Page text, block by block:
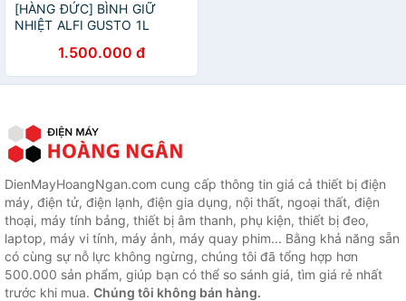
[HÀNG ĐỨC] BÌNH GIỮ
NHIỆT ALFI GUSTO 1L
1.500.000 đ
DienMayHoangNgan.com cung cấp thông tin giá cả thiết bị điện
máy, điện tử, điện lạnh, điện gia dụng, nội thất, ngoại thất, điện
thoại, máy tính bảng, thiết bị âm thanh, phụ kiện, thiết bị đeo,
laptop, máy vi tính, máy ảnh, máy quay phim... Bằng khả năng sẵn
có cùng sự nỗ lực không ngừng, chúng tôi đã tổng hợp hơn
500.000 sản phẩm, giúp bạn có thể so sánh giá, tìm giá rẻ nhất
trước khi mua. Chúng tôi không bán hàng.